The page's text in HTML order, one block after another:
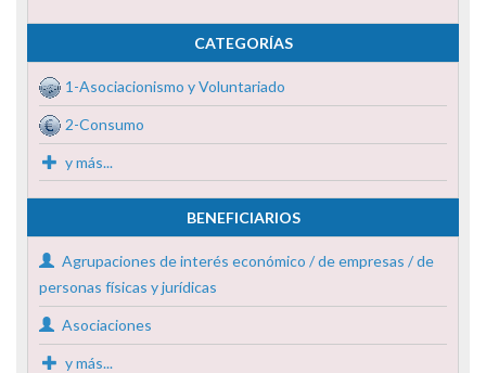
CATEGORÍAS
1-Asociacionismo y Voluntariado
2-Consumo
y más...
BENEFICIARIOS
Agrupaciones de interés económico / de empresas / de
personas físicas y jurídicas
Asociaciones
y más...